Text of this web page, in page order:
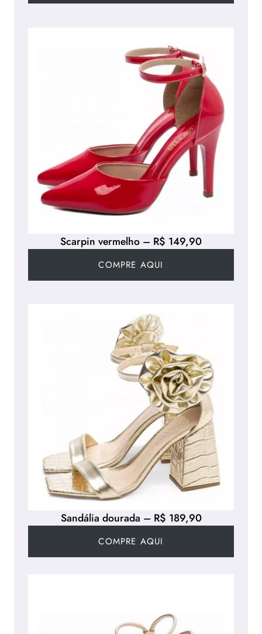
Sandália dourada – R$ 189,90
COMPRE AQUI
Scarpin vermelho – R$ 149,90
COMPRE AQUI